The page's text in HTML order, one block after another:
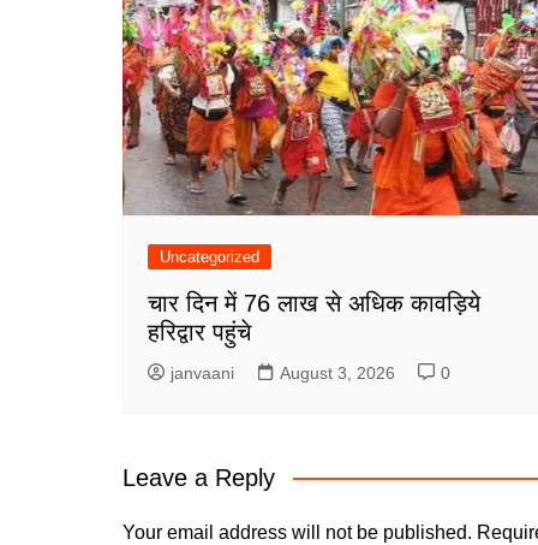
Uncategorized
चार दिन में 76 लाख से अधिक कावड़िये
हरिद्वार पहुंचे
janvaani August 3, 2026 0
Leave a Reply
Your email address will not be published.